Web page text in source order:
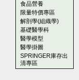
食品營養
限量特價專區
解剖學(組織學)
基礎醫學科
醫學模型
醫學掛圖
SPRINGER庫存出
清專區